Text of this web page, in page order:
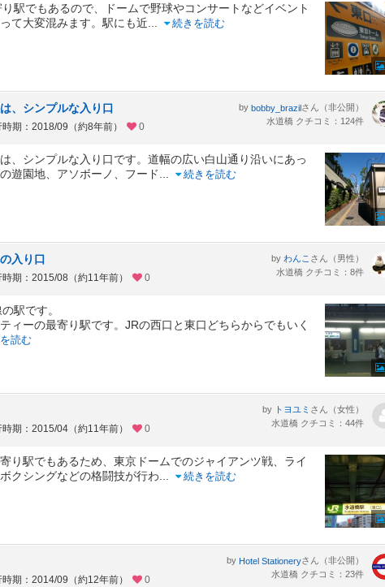
駅でもあるので、ドームで野球やコンサートなどイベント
て大変混みます。駅にも近
続きを読む
、シンプルな入り口
期：2018/09（約8年前） 0
by bobby_brazilさん（非公開）
水道橋 クチコミ：124件
、シンプルな入り口です。道幅の広い白山通り沿いにあっ
遊園地、アソボーノ、フード
続きを読む
入り口
期：2015/08（約11年前） 0
by わんこ さん（男性）
水道橋 クチコミ：8件
駅です。
ィーの最寄り駅です。JRの西口と東口どちらからでもいく
読む
期：2015/04（約11年前） 0
by トヨユミ さん（女性）
水道橋 クチコミ：44件
り駅でもあるため、東京ドームでのジャイアンツ戦、ライ
クシングなどの格闘技が行わ
続きを読む
期：2014/09（約12年前） 0
by Hotel Stationeryさん（非公開）
水道橋 クチコミ：23件